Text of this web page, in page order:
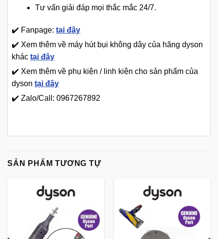
Tư vấn giải đáp mọi thắc mắc 24/7.
✔️ Fanpage: tại đây
✔️ Xem thêm về máy hút bụi không dây của hãng dyson
khác tại đây
✔️ Xem thêm về phụ kiện / linh kiện cho sản phẩm của
dyson tại đây
✔️ Zalo/Call: 0967267892
SẢN PHẨM TƯƠNG TỰ